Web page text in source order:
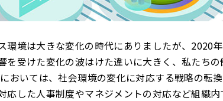
環境は大きな変化の時代にありましたが、2020
を受けた変化の波はけた違いに大きく、私たち
おいては、社会環境の変化に対応する戦略の転
応した人事制度やマネジメントの対応など組織内